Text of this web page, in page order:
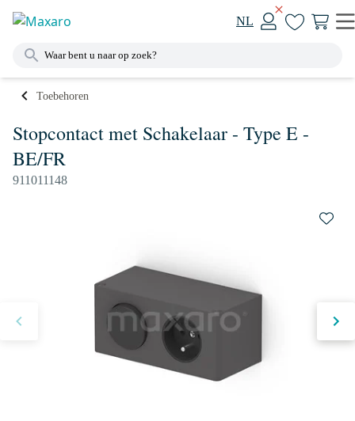
NL
Toebehoren
Stopcontact met Schakelaar - Type E -
BE/FR
911011148